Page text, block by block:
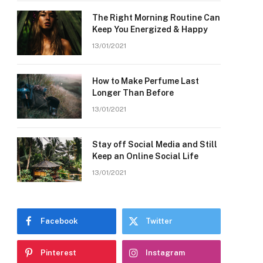
The Right Morning Routine Can
Keep You Energized & Happy
13/01/2021
How to Make Perfume Last
Longer Than Before
13/01/2021
Stay off Social Media and Still
Keep an Online Social Life
13/01/2021
Facebook Twitter
Pinterest Instagram